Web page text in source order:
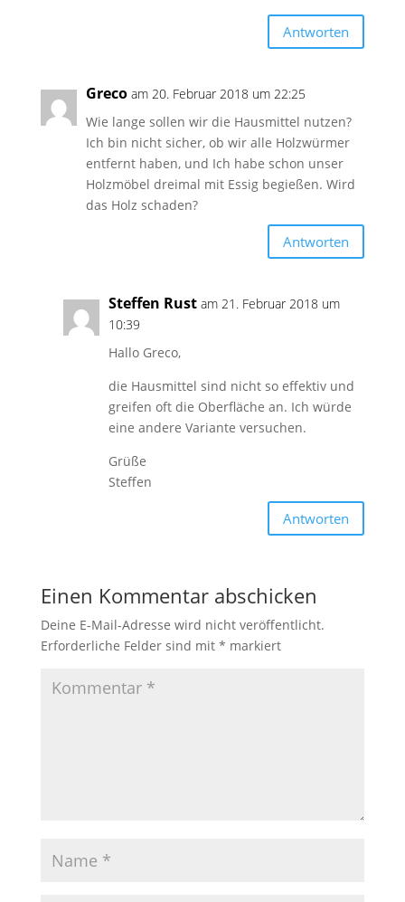
Antworten
Greco am 20. Februar 2018 um 22:25
Wie lange sollen wir die Hausmittel nutzen?
Ich bin nicht sicher, ob wir alle Holzwürmer
entfernt haben, und Ich habe schon unser
Holzmöbel dreimal mit Essig begießen. Wird
das Holz schaden?
Antworten
Steffen Rust am 21. Februar 2018 um
10:39
Hallo Greco,
die Hausmittel sind nicht so effektiv und
greifen oft die Oberfläche an. Ich würde
eine andere Variante versuchen.
Grüße
Steffen
Antworten
Einen Kommentar abschicken
Deine E-Mail-Adresse wird nicht veröffentlicht.
Erforderliche Felder sind mit * markiert